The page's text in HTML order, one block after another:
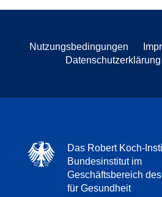
Nutzungsbedingungen
Datenschutzerklärung
Das Robert Koch-
Bundesinstitut im
Geschäftsbereich
für Gesundheit